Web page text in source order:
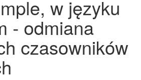
w języku
- odmiana
czasowników